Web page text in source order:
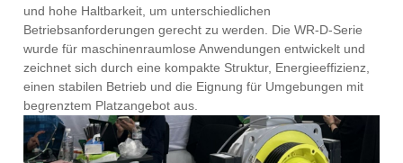
und hohe Haltbarkeit, um unterschiedlichen
Betriebsanforderungen gerecht zu werden. Die WR-D-Serie
wurde für maschinenraumlose Anwendungen entwickelt und
zeichnet sich durch eine kompakte Struktur, Energieeffizienz,
einen stabilen Betrieb und die Eignung für Umgebungen mit
begrenztem Platzangebot aus.